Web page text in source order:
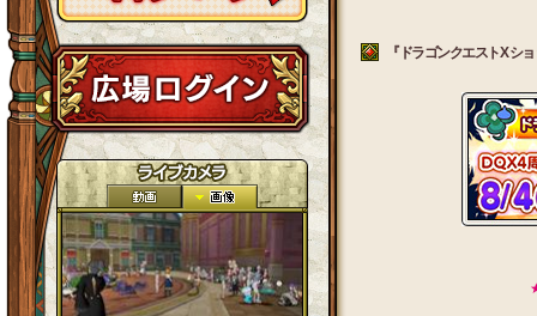
『ドラゴンクエストX シ
★